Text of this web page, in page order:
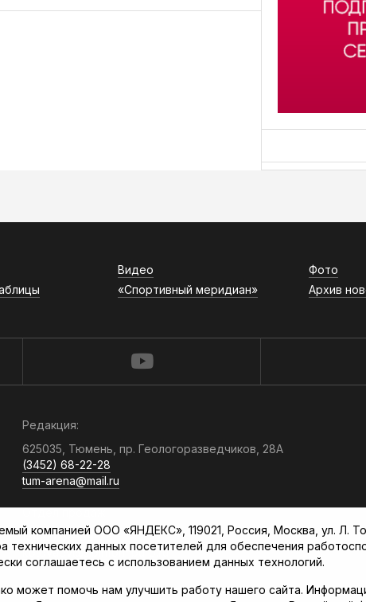
Видео
Фото
«Спортивный меридиан» Архив
Редакция:
625035, Тюмень, пр. Геологоразведчиков, 28А
(3452) 68-22-28
tum-arena@mail.ru
Отдел продаж:
(3452) 68-89-78
kotovaev@sibinformburo.ru
компанией ООО «ЯНДЕКС», 119021, Россия, Москва, ул. Л.
данных посетителей для обеспечения
соглашаетесь с использованием данных технологий.
может помочь нам улучшить работу нашего сайта.